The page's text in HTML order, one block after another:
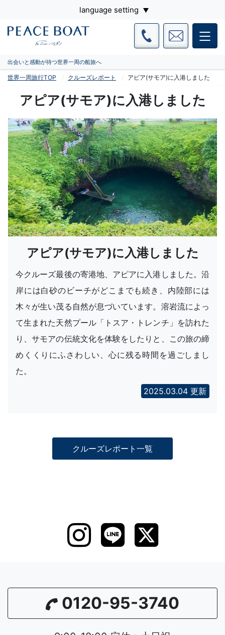
language setting
出会いと感動が待つ世界一周の船旅へ
世界一周旅行TOP クルーズレポート アピア(サモア)に入港しました
アピア(サモア)に入港しました
アピア(サモア)に入港しました
今クルーズ最後の寄港地、アピアに入港しました。沿
岸には白砂のビーチがどこまでも続き、内陸部には
木々が生い茂る自然が息づいています。溶岩流によっ
て生まれた天然プール「トスア・トレンチ」を訪れた
り、サモアの伝統文化を体験をしたりと、この旅の締
めくくりにふさわしい、心に残る時間を過ごしまし
た。
2025.03.04 更新
クルーズレポート一覧
0120-95-3740